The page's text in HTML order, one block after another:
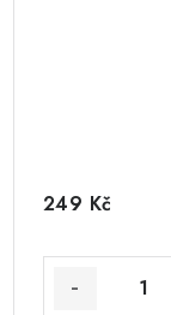
249 Kč